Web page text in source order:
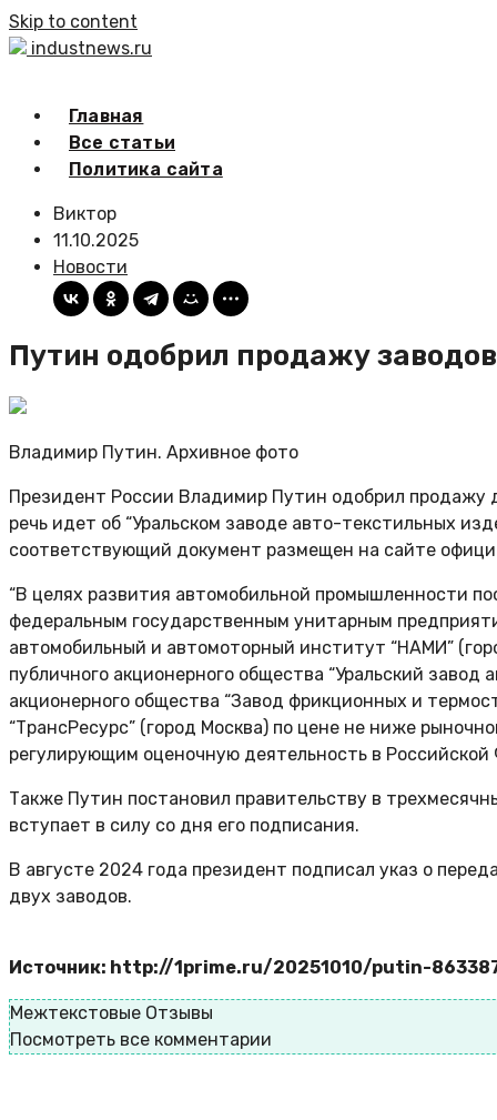
Skip to content
industnews.ru
Главная
Все статьи
Политика сайта
Виктор
11.10.2025
Новости
Путин одобрил продажу
Владимир Путин. Архивное фото
Президент России Владимир Путин одобрил продажу
речь идет об “Уральском заводе авто-текстильных
соответствующий документ размещен на сайте
“В целях развития автомобильной промышленности
федеральным государственным унитарным
автомобильный и автомоторный институт “НАМИ”
публичного акционерного общества “Уральский
акционерного общества “Завод фрикционных и
“ТрансРесурс” (город Москва) по цене не ниже
регулирующим оценочную деятельность в Российской
Также Путин постановил правительству в
вступает в силу со дня его подписания.
В августе 2024 года президент подписал указ о
двух заводов.
Источник: http://1prime.ru/20251010/putin-
Межтекстовые Отзывы
Посмотреть все комментарии